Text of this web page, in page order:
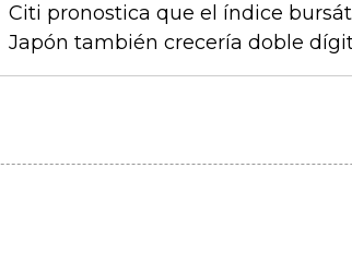
Citi pronostica que el índice
Japón también crecería doble